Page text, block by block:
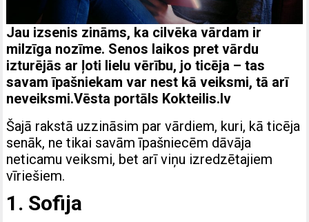
Jau izsenis zināms, ka cilvēka vārdam ir
milzīga nozīme. Senos laikos pret vārdu
izturējās ar ļoti lielu vērību, jo ticēja – tas
savam īpašniekam var nest kā veiksmi, tā arī
neveiksmi.Vēsta portāls Kokteilis.lv
Šajā rakstā uzzināsim par vārdiem, kuri, kā ticēja
senāk, ne tikai savām īpašniecēm dāvāja
neticamu veiksmi, bet arī viņu izredzētajiem
vīriešiem.
1. Sofija